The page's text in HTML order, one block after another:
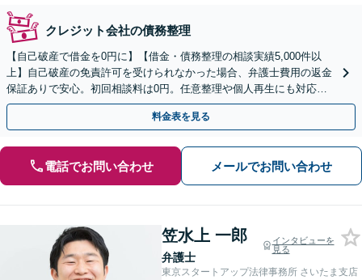
クレジット会社の債務整理
【自己破産で借金を0円に】【借金・債務整理の相談実績5,000件以
上】自己破産の免責許可を受けられなかった場合、弁護士費用の返金
保証ありで安心。初回相談料は0円。任意整理や個人再生にも対応
【土日祝日・夜間も相談受付】【費用の分割払い可】
料金表を見る
電話でお問い合わせ メールでお問い合わせ
笠水上 一郎
弁護士
インタビューを
見る
東京スタートアップ法律事務所 さいたま支店